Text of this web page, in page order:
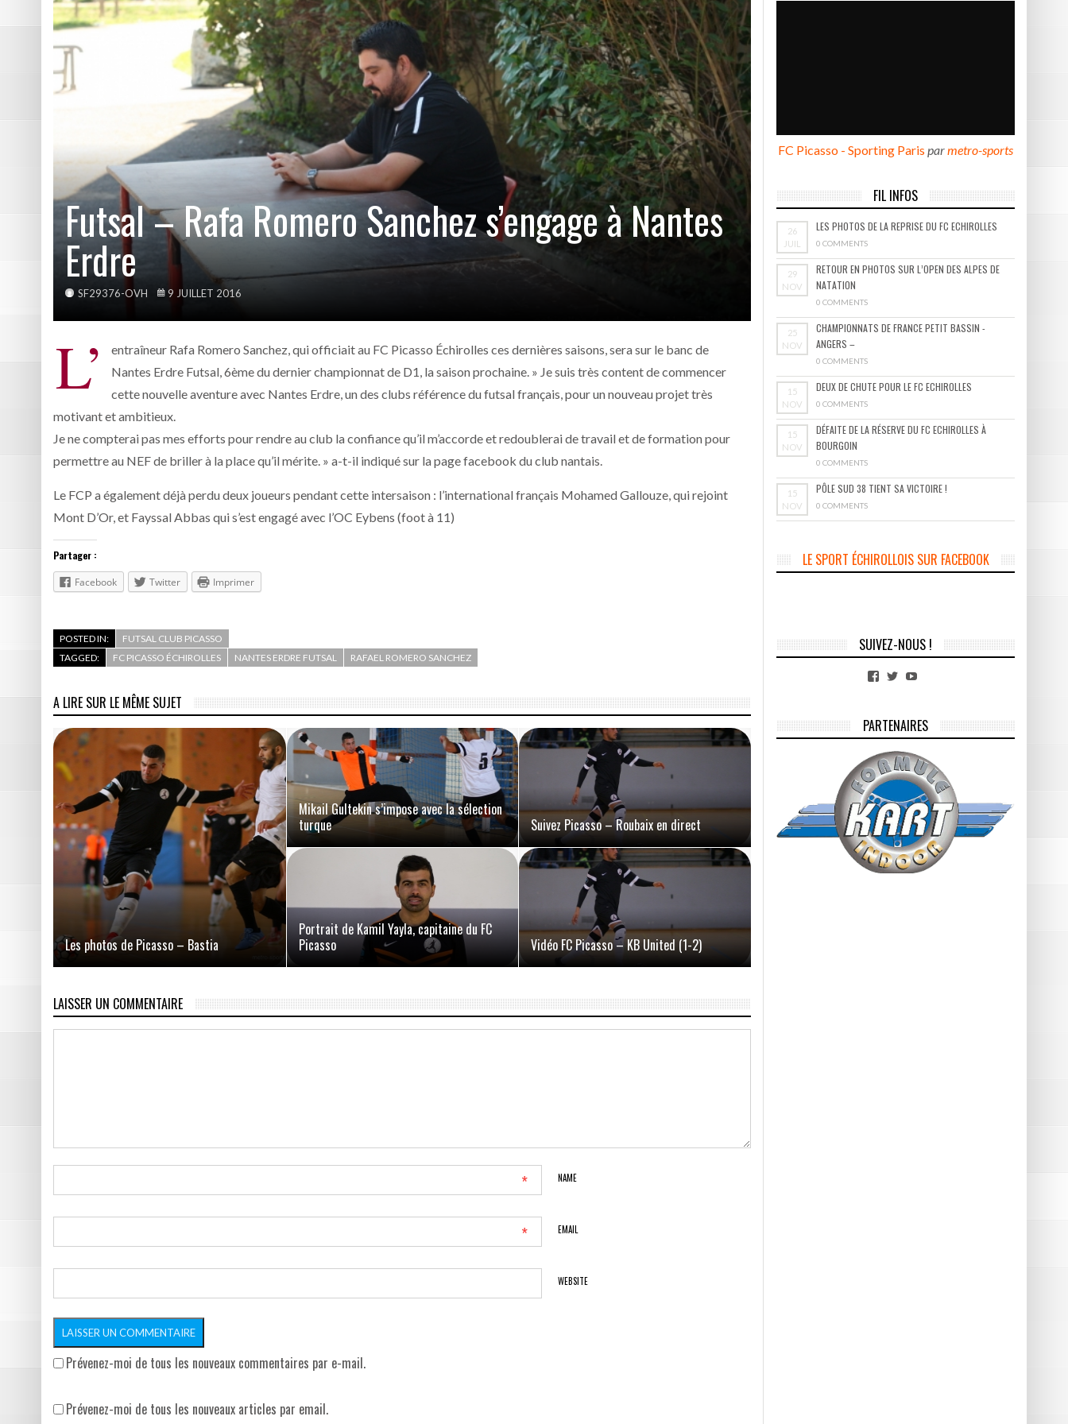
Pôle Sud 38 tient sa victoire ! - 15 novembre 2016
Résumé vidéo Picasso – Bastia (6-2) - 13 novembre 2016
2ème victoire de la saison pour Picasso - 13 novembre 2016
Les photos de Picasso – Bastia - 13 novembre 2016
Résumé vidéo Echirolles – Ain Sud - 13 novembre 2016
DE NATATION
ANGERS –
BOURGOIN
Futsal – Rafa Romero Sanchez s’engage à Nantes
Erdre
SF29376-OVH 9 JUILLET 2016
L’
entraîneur Rafa Romero Sanchez, qui officiait au FC Picasso Échirolles ces dernières saisons, sera sur le banc de
Nantes Erdre Futsal, 6ème du dernier championnat de D1, la saison prochaine. » Je suis très content de commencer
cette nouvelle aventure avec Nantes Erdre, un des clubs référence du futsal français, pour un nouveau projet très
motivant et ambitieux.
Je ne compterai pas mes efforts pour rendre au club la confiance qu’il m’accorde et redoublerai de travail et de formation pour
permettre au NEF de briller à la place qu’il mérite. » a-t-il indiqué sur la page facebook du club nantais.
Le FCP a également déjà perdu deux joueurs pendant cette intersaison : l’international français Mohamed Gallouze, qui rejoint
Mont D’Or, et Fayssal Abbas qui s’est engagé avec l’OC Eybens (foot à 11)
Partager :
Facebook
Twitter Imprimer
POSTED IN:
FUTSAL CLUB PICASSO
TAGGED:
FC PICASSO ÉCHIROLLES NANTES ERDRE FUTSAL RAFAEL ROMERO SANCHEZ
A LIRE SUR LE MÊME SUJET
Les photos de Picasso – Bastia
Mikail Gultekin s’impose avec la sélection
turque
Suivez Picasso – Roubaix en direct
Portrait de Kamil Yayla, capitaine du FC
Picasso
Vidéo FC Picasso – KB United (1-2)
LAISSER UN COMMENTAIRE
NAME
*
EMAIL
*
WEBSITE
Prévenez-moi de tous les nouveaux commentaires par e-mail.
Prévenez-moi de tous les nouveaux articles par email.
FC Picasso - Sporting Paris parmetro-sports
FIL INFOS
26
JUIL
LES PHOTOS DE LA REPRISE DU FC ECHIROLLES
0 COMMENTS
29
NOV
RETOUR EN PHOTOS SUR L’OPEN DES ALPES DE
NATATION
0 COMMENTS
25
NOV
CHAMPIONNATS DE FRANCE PETIT BASSIN -
ANGERS –
0 COMMENTS
15
NOV
DEUX DE CHUTE POUR LE FC ECHIROLLES
0 COMMENTS
15
NOV
DÉFAITE DE LA RÉSERVE DU FC ECHIROLLES À
BOURGOIN
0 COMMENTS
15
NOV
PÔLE SUD 38 TIENT SA VICTOIRE !
0 COMMENTS
LE SPORT ÉCHIROLLOIS SUR FACEBOOK
SUIVEZ-NOUS !
Facebook
Twitter
PARTENAIRES